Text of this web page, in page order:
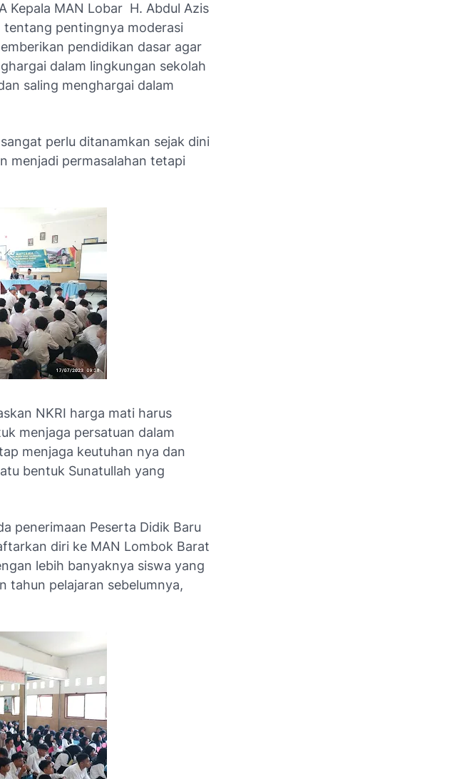
Kepala MAN Lobar H. Abdul Azis
tentang pentingnya moderasi
pendidikan dasar agar
dalam lingkungan sekolah
saling menghargai dalam
perlu ditanamkan sejak dini
menjadi permasalahan tetapi
NKRI harga mati harus
menjaga persatuan dalam
menjaga keutuhan nya dan
bentuk Sunatullah yang
penerimaan Peserta Didik Baru
diri ke MAN Lombok Barat
lebih banyaknya siswa yang
tahun pelajaran sebelumnya,